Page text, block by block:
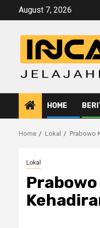
August 7, 2026
HOME
Home Lokal Prabowo
Lokal